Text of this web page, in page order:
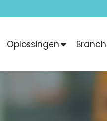
Oplossingen